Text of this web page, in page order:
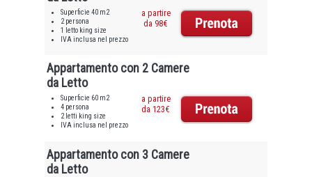
Superficie 40 m2
2 persona
1 letto king size
IVA inclusa nel prezzo
a partire
da 98€
Appartamento con 2 Camere
da Letto
Superficie 60 m2
4 persona
2 letti king size
IVA inclusa nel prezzo
a partire
da 123€
Appartamento con 3 Camere
da Letto